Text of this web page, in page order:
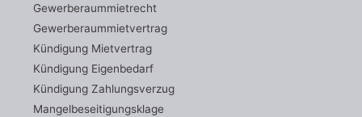
Gewerberaummietrecht
Gewerberaummietvertrag
Kündigung Mietvertrag
Kündigung Eigenbedarf
Kündigung Zahlungsverzug
Mangelbeseitigungsklage